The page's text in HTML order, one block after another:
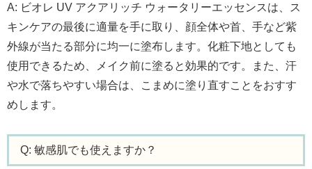
A: ビオレ UV アクアリッチ ウォータリーエッセンスは、ス
キンケアの最後に適量を手に取り、顔全体や首、手など紫
外線が当たる部分に均一に塗布します。化粧下地としても
使用できるため、メイク前に塗ると効果的です。また、汗
や水で落ちやすい場合は、こまめに塗り直すことをおすす
めします。
Q: 敏感肌でも使えますか？